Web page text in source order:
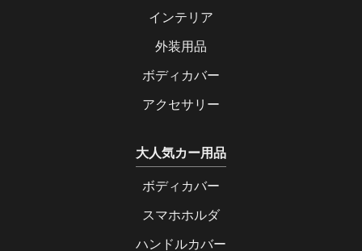
インテリア
外装用品
ボディカバー
アクセサリー
大人気カー用品
ボディカバー
スマホホルダ
ハンドルカバー